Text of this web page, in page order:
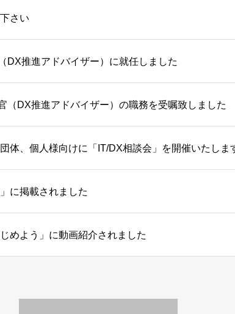
さい
DX推進アドバイザー）に就任しました
（DX推進アドバイザー）の職務を受嘱致しました
体、個人様向けに「IT/DX相談会」を開催いたしま
に掲載されました
めよう」に動画紹介されました